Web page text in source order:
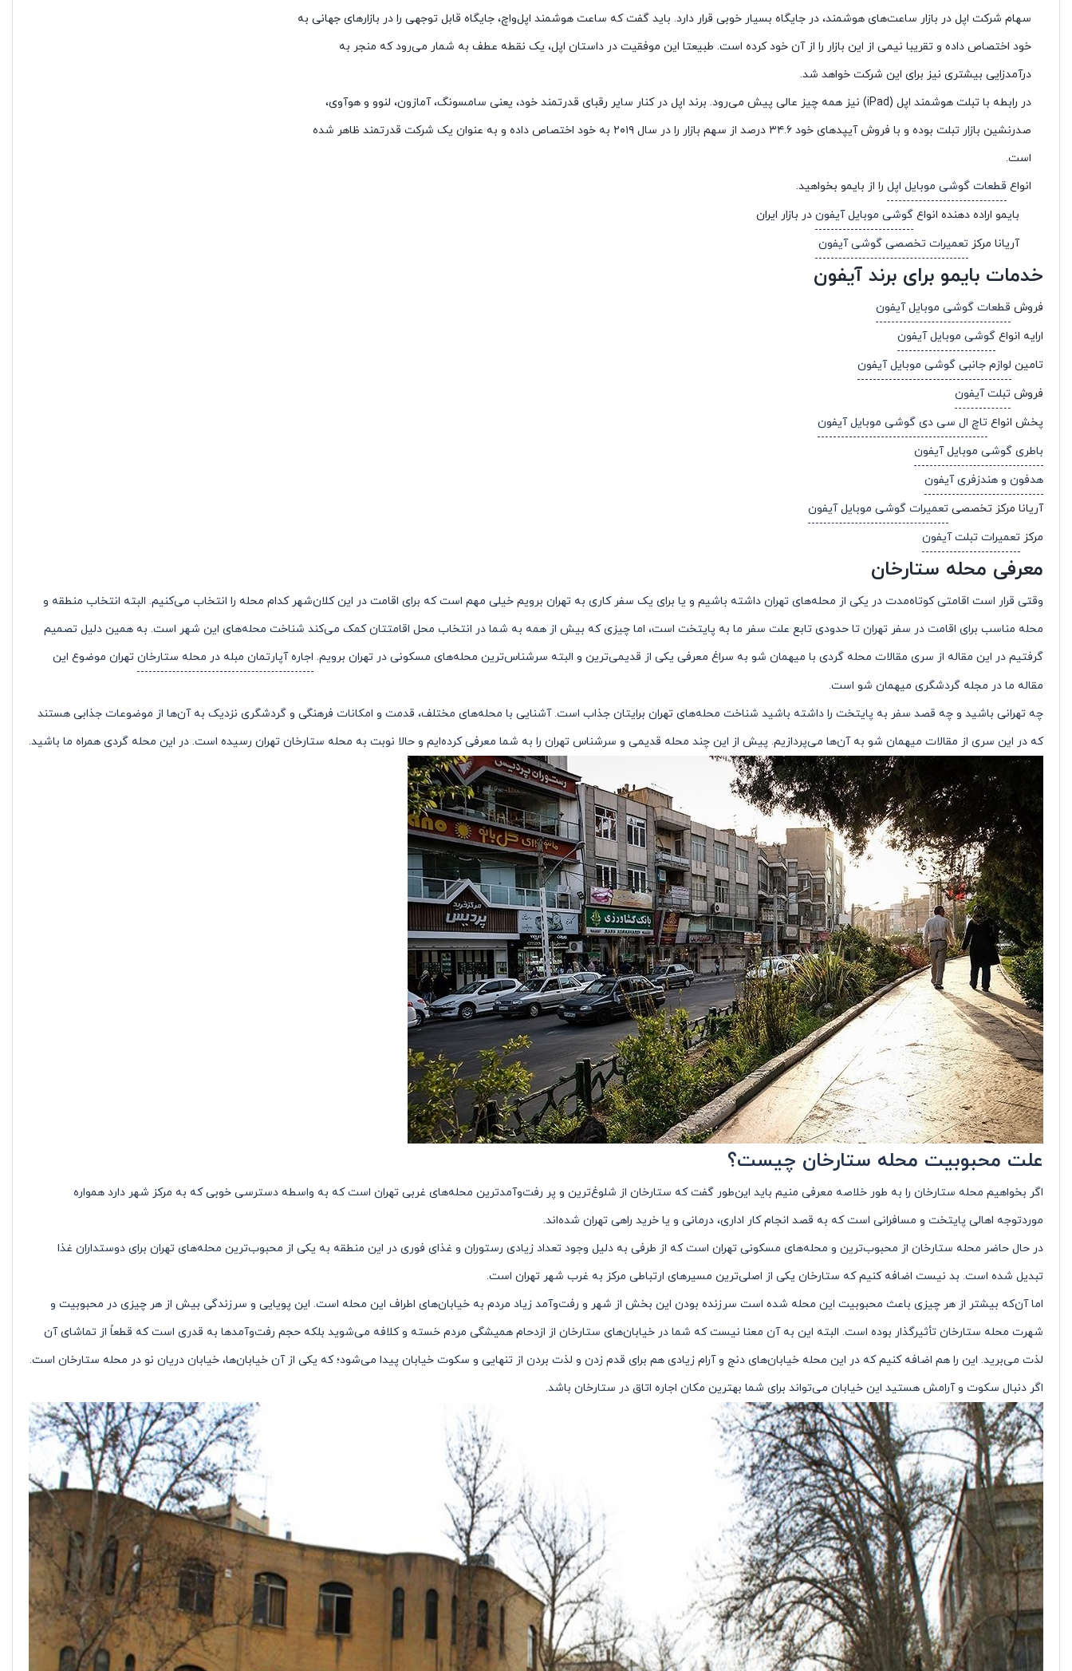
سهام شرکت اپل در بازار ساعت‌های هوشمند، در جایگاه بسیار خوبی قرار دارد. باید گفت که ساعت هوشمند اپل‌واچ، جایگاه قابل توجهی را در بازارهای جهانی به
خود اختصاص داده و تقریبا نیمی از این بازار را از آن خود کرده است. طبیعتا این موفقیت در داستان اپل، یک نقطه عطف به شمار می‌رود که منجر به
درآمدزایی بیشتری نیز برای این شرکت خواهد شد.
در رابطه با تبلت هوشمند اپل (iPad) نیز همه چیز عالی پیش می‌رود. برند اپل در کنار سایر رقبای قدرتمند خود، یعنی سامسونگ، آمازون، لنوو و هوآوی،
صدرنشین بازار تبلت بوده و با فروش آیپدهای خود ۳۴.۶ درصد از سهم بازار را در سال ۲۰۱۹ به خود اختصاص داده و به عنوان یک شرکت قدرتمند ظاهر شده
است.
انواع قطعات گوشی موبایل اپل را از بایمو بخواهید.
بایمو اراده دهنده انواع گوشی موبایل آیفون در بازار ایران
آریانا مرکز تعمیرات تخصصی گوشی آیفون
خدمات بایمو برای برند آیفون
فروش قطعات گوشی موبایل آیفون
ارایه انواع گوشی موبایل آیفون
تامین لوازم جانبی گوشی موبایل آیفون
فروش تبلت آیفون
پخش انواع تاچ ال سی دی گوشی موبایل آیفون
باطری گوشی موبایل آیفون
هدفون و هندزفری آیفون
آریانا مرکز تخصصی تعمیرات گوشی موبایل آیفون
مرکز تعمیرات تبلت آیفون
معرفی محله ستارخان
وقتی قرار است اقامتی کوتاه‌مدت در یکی از محله‌های تهران داشته باشیم و یا برای یک سفر کاری به تهران برویم خیلی مهم است که برای اقامت در این کلان‌شهر کدام محله را انتخاب می‌کنیم. البته انتخاب منطقه و
محله مناسب برای اقامت در سفر تهران تا حدودی تابع علت سفر ما به پایتخت است، اما چیزی که بیش از همه به شما در انتخاب محل اقامتتان کمک می‌کند شناخت محله‌های این شهر است. به همین دلیل تصمیم
گرفتیم در این مقاله از سری مقالات محله گردی با میهمان شو به سراغ معرفی یکی از قدیمی‌ترین و البته سرشناس‌ترین محله‌های مسکونی در تهران برویم. اجاره آپارتمان مبله در محله ستارخان تهران موضوع این
مقاله ما در مجله گردشگری میهمان شو است.
چه تهرانی باشید و چه قصد سفر به پایتخت را داشته باشید شناخت محله‌های تهران برایتان جذاب است. آشنایی با محله‌های مختلف، قدمت و امکانات فرهنگی و گردشگری نزدیک به آن‌ها از موضوعات جذابی هستند
که در این سری از مقالات میهمان شو به آن‌ها می‌پردازیم. پیش از این چند محله قدیمی و سرشناس تهران را به شما معرفی کرده‌ایم و حالا نوبت به محله ستارخان تهران رسیده است. در این محله گردی همراه ما باشید.
علت محبوبیت محله ستارخان چیست؟
اگر بخواهیم محله ستارخان را به طور خلاصه معرفی منیم باید این‌طور گفت که ستارخان از شلوغ‌ترین و پر رفت‌وآمدترین محله‌های غربی تهران است که به واسطه دسترسی خوبی که به مرکز شهر دارد همواره
موردتوجه اهالی پایتخت و مسافرانی است که به قصد انجام کار اداری، درمانی و یا خرید راهی تهران شده‌اند.
در حال حاضر محله ستارخان از محبوب‌ترین و محله‌های مسکونی تهران است که از طرفی به دلیل وجود تعداد زیادی رستوران و غذای فوری در این منطقه به یکی از محبوب‌ترین محله‌های تهران برای دوستداران غذا
تبدیل شده است. بد نیست اضافه کنیم که ستارخان یکی از اصلی‌ترین مسیرهای ارتباطی مرکز به غرب شهر تهران است.
اما آن‌که بیشتر از هر چیزی باعث محبوبیت این محله شده است سرزنده بودن این بخش از شهر و رفت‌وآمد زیاد مردم به خیابان‌های اطراف این محله است. این پویایی و سرزندگی بیش از هر چیزی در محبوبیت و
شهرت محله ستارخان تأثیرگذار بوده است. البته این به آن معنا نیست که شما در خیابان‌های ستارخان از ازدحام همیشگی مردم خسته و کلافه می‌شوید بلکه حجم رفت‌وآمدها به قدری است که قطعاً از تماشای آن
لذت می‌برید. این را هم اضافه کنیم که در این محله خیابان‌های دنج و آرام زیادی هم برای قدم زدن و لذت بردن از تنهایی و سکوت خیابان پیدا می‌شود؛ که یکی از آن خیابان‌ها، خیابان دریان نو در محله ستارخان است.
اگر دنبال سکوت و آرامش هستید این خیابان می‌تواند برای شما بهترین مکان اجاره اتاق در ستارخان باشد.